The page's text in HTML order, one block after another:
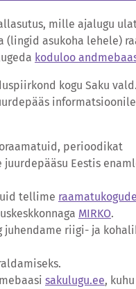
mille ajalugu
(lingid asukoha lehele)
koduloo
kogu Saku
perioodikat
juurdepääsu Eestis
tellime
MIRKO.
riigi- ja
sakulugu.ee,